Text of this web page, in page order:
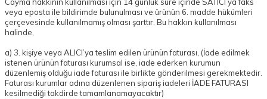
veya eposta ile bildirimde bulunulması ve ürünün 6. madde hükümleri
çerçevesinde kullanılmamış olması şarttır. Bu hakkın kullanılması
halinde,
a) 3. kişiye veya ALICI’ya teslim edilen ürünün faturası, (İade edilmek
istenen ürünün faturası kurumsal ise, iade ederken kurumun
düzenlemiş olduğu iade faturası ile birlikte gönderilmesi gerekmektedir.
Faturası kurumlar adına düzenlenen sipariş iadeleri İADE FATURASI
kesilmediği takdirde tamamlanamayacaktır)